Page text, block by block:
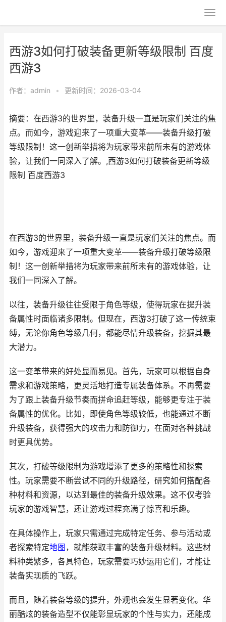
西游3如何打破装备更新等级限制 百度
西游3
作者： admin • 更新时间：2026-03-04
摘要：在西游3的世界里，装备升级一直是玩家们关注的焦
点。而如今，游戏迎来了一项重大变革——装备升级打破
等级限制！这一创新举措将为玩家带来前所未有的游戏体
验，让我们一同深入了解。,西游3如何打破装备更新等级
限制 百度西游3
在西游3的世界里，装备升级一直是玩家们关注的焦点。而
如今，游戏迎来了一项重大变革——装备升级打破等级限
制！这一创新举措将为玩家带来前所未有的游戏体验，让
我们一同深入了解。
以往，装备升级往往受限于角色等级，使得玩家在提升装
备属性时面临诸多限制。但现在，西游3打破了这一传统束
缚，无论你角色等级几何，都能尽情升级装备，挖掘其最
大潜力。
这一变革带来的好处显而易见。首先，玩家可以根据自身
需求和游戏策略，更灵活地打造专属装备体系。不再需要
为了跟上装备升级节奏而拼命追赶等级，能够更专注于装
备属性的优化。比如，即使角色等级较低，也能通过不断
升级装备，获得强大的攻击力和防御力，在面对各种挑战
时更具优势。
其次，打破等级限制为游戏增添了更多的策略性和探索
性。玩家需要不断尝试不同的升级路径，研究如何搭配各
种材料和资源，以达到最佳的装备升级效果。这不仅考验
玩家的游戏智慧，还让游戏过程充满了惊喜和乐趣。
在具体操作上，玩家只需通过完成特定任务、参与活动或
者探索特定地图 ，就能获取丰富的装备升级材料。这些材
料种类繁多，各具特色，玩家需要巧妙运用它们，才能让
装备实现质的飞跃。
而且，随着装备等级的提升，外观也会发生显著变化。华
丽酷炫的装备造型不仅能彰显玩家的个性与实力，还能成